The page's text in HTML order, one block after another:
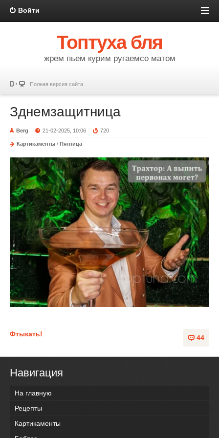
Войти
Топтуха бля
жрем пьем курим ругаемсо матом
Полная версия сайта
Зднемзащитница
Berg 21-02-2025, 10:06 720
Картикаменты / Пятница
44
Фтыкать!
Навигация
На главную
Рецепты
Картикаменты